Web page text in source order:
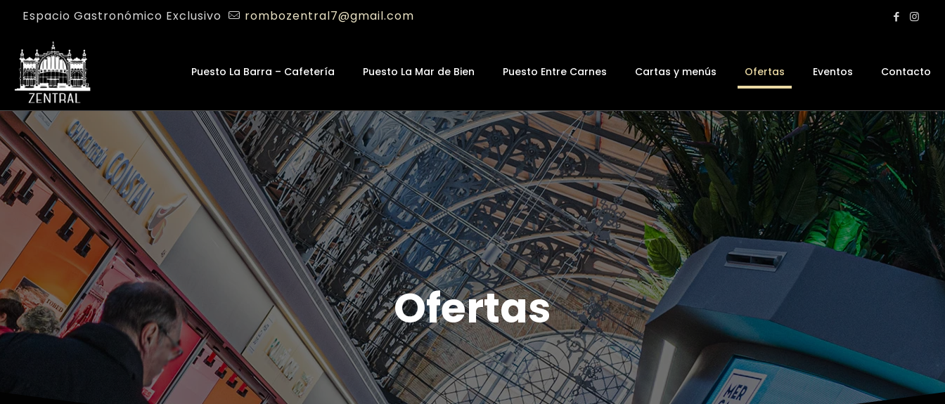
Espacio Gastronómico Exclusivo rombozentral7@gmail.com
Puesto La Barra – Cafetería Puesto La Mar de Bien Puesto Entre Carnes Cartas y menús Ofertas Eventos Contacto
Ofertas